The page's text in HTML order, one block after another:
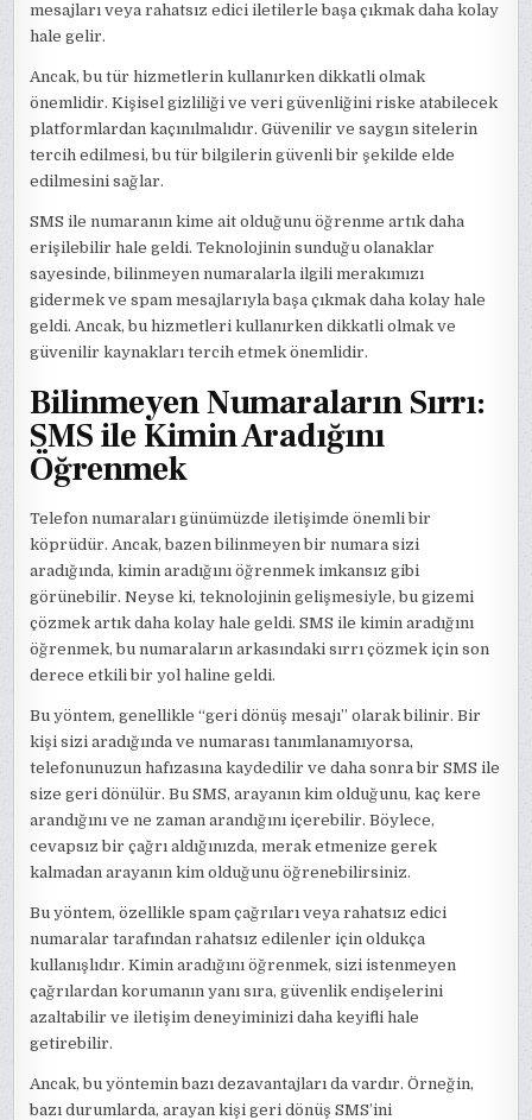
mesajları veya rahatsız edici iletilerle başa çıkmak daha kolay
hale gelir.
Ancak, bu tür hizmetlerin kullanırken dikkatli olmak
önemlidir. Kişisel gizliliği ve veri güvenliğini riske atabilecek
platformlardan kaçınılmalıdır. Güvenilir ve saygın sitelerin
tercih edilmesi, bu tür bilgilerin güvenli bir şekilde elde
edilmesini sağlar.
SMS ile numaranın kime ait olduğunu öğrenme artık daha
erişilebilir hale geldi. Teknolojinin sunduğu olanaklar
sayesinde, bilinmeyen numaralarla ilgili merakımızı
gidermek ve spam mesajlarıyla başa çıkmak daha kolay hale
geldi. Ancak, bu hizmetleri kullanırken dikkatli olmak ve
güvenilir kaynakları tercih etmek önemlidir.
Bilinmeyen Numaraların Sırrı:
SMS ile Kimin Aradığını
Öğrenmek
Telefon numaraları günümüzde iletişimde önemli bir
köprüdür. Ancak, bazen bilinmeyen bir numara sizi
aradığında, kimin aradığını öğrenmek imkansız gibi
görünebilir. Neyse ki, teknolojinin gelişmesiyle, bu gizemi
çözmek artık daha kolay hale geldi. SMS ile kimin aradığını
öğrenmek, bu numaraların arkasındaki sırrı çözmek için son
derece etkili bir yol haline geldi.
Bu yöntem, genellikle “geri dönüş mesajı” olarak bilinir. Bir
kişi sizi aradığında ve numarası tanımlanamıyorsa,
telefonunuzun hafızasına kaydedilir ve daha sonra bir SMS ile
size geri dönülür. Bu SMS, arayanın kim olduğunu, kaç kere
arandığını ve ne zaman arandığını içerebilir. Böylece,
cevapsız bir çağrı aldığınızda, merak etmenize gerek
kalmadan arayanın kim olduğunu öğrenebilirsiniz.
Bu yöntem, özellikle spam çağrıları veya rahatsız edici
numaralar tarafından rahatsız edilenler için oldukça
kullanışlıdır. Kimin aradığını öğrenmek, sizi istenmeyen
çağrılardan korumanın yanı sıra, güvenlik endişelerini
azaltabilir ve iletişim deneyiminizi daha keyifli hale
getirebilir.
Ancak, bu yöntemin bazı dezavantajları da vardır. Örneğin,
bazı durumlarda, arayan kişi geri dönüş SMS’ini